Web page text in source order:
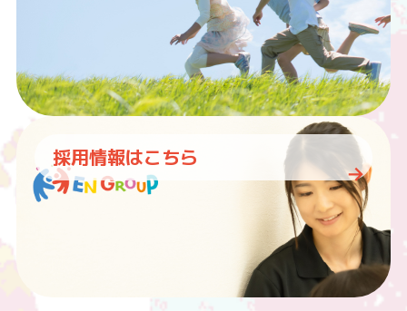
採用情報はこちら